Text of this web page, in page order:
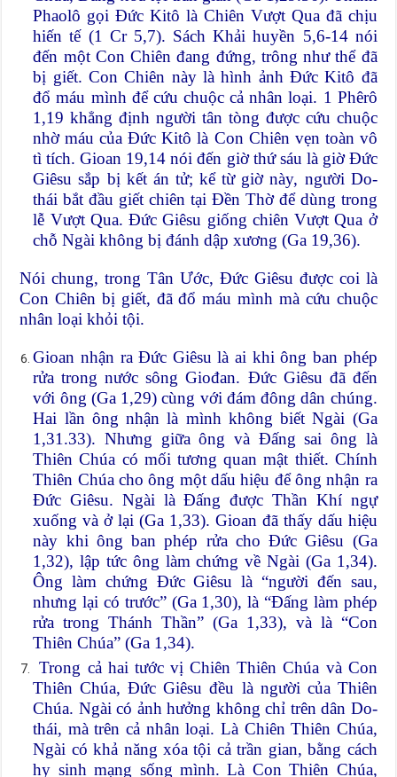
Phaolô gọi Đức Kitô là Chiên Vượt Qua đã chịu
hiến tế (1 Cr 5,7). Sách Khải huyền 5,6-14 nói
đến một Con Chiên đang đứng, trông như thể đã
bị giết. Con Chiên này là hình ảnh Đức Kitô đã
đổ máu mình để cứu chuộc cả nhân loại. 1 Phêrô
1,19 khẳng định người tân tòng được cứu chuộc
nhờ máu của Đức Kitô là Con Chiên vẹn toàn vô
tì tích. Gioan 19,14 nói đến giờ thứ sáu là giờ Đức
Giêsu sắp bị kết án tử; kể từ giờ này, người Do-
thái bắt đầu giết chiên tại Đền Thờ để dùng trong
lễ Vượt Qua. Đức Giêsu giống chiên Vượt Qua ở
chỗ Ngài không bị đánh dập xương (Ga 19,36).
Nói chung, trong Tân Ước, Đức Giêsu được coi là
Con Chiên bị giết, đã đổ máu mình mà cứu chuộc
nhân loại khỏi tội.
Gioan nhận ra Đức Giêsu là ai khi ông ban phép
rửa trong nước sông Giođan. Đức Giêsu đã đến
với ông (Ga 1,29) cùng với đám đông dân chúng.
Hai lần ông nhận là mình không biết Ngài (Ga
1,31.33). Nhưng giữa ông và Đấng sai ông là
Thiên Chúa có mối tương quan mật thiết. Chính
Thiên Chúa cho ông một dấu hiệu để ông nhận ra
Đức Giêsu. Ngài là Đấng được Thần Khí ngự
xuống và ở lại (Ga 1,33). Gioan đã thấy dấu hiệu
này khi ông ban phép rửa cho Đức Giêsu (Ga
1,32), lập tức ông làm chứng về Ngài (Ga 1,34).
Ông làm chứng Đức Giêsu là “người đến sau,
nhưng lại có trước” (Ga 1,30), là “Đấng làm phép
rửa trong Thánh Thần” (Ga 1,33), và là “Con
Thiên Chúa” (Ga 1,34).
Trong cả hai tước vị Chiên Thiên Chúa và Con
Thiên Chúa, Đức Giêsu đều là người của Thiên
Chúa. Ngài có ảnh hưởng không chỉ trên dân Do-
thái, mà trên cả nhân loại. Là Chiên Thiên Chúa,
Ngài có khả năng xóa tội cả trần gian, bằng cách
hy sinh mạng sống mình. Là Con Thiên Chúa,